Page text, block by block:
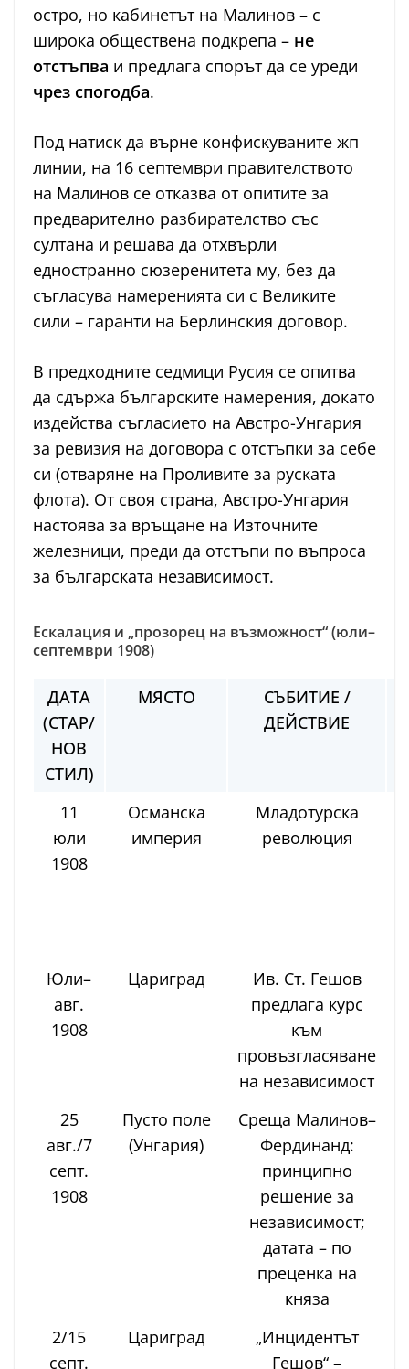
остро, но кабинетът на Малинов – с
широка обществена подкрепа – не
отстъпва и предлага спорът да се уреди
чрез спогодба.
Под натиск да върне конфискуваните жп
линии, на 16 септември правителството
на Малинов се отказва от опитите за
предварително разбирателство със
султана и решава да отхвърли
едностранно сюзеренитета му, без да
съгласува намеренията си с Великите
сили – гаранти на Берлинския договор.
В предходните седмици Русия се опитва
да сдържа българските намерения, докато
издейства съгласието на Австро-Унгария
за ревизия на договора с отстъпки за себе
си (отваряне на Проливите за руската
флота). От своя страна, Австро-Унгария
настоява за връщане на Източните
железници, преди да отстъпи по въпроса
за българската независимост.
Ескалация и „прозорец на възможност“ (юли–
септември 1908)
ДАТА
(СТАР/
НОВ
СТИЛ)
МЯСТО
СЪБИТИЕ /
ДЕЙСТВИЕ
11
юли
1908
Османска
империя
Младотурска
революция
Юли–
авг.
1908
Цариград
Ив. Ст. Гешов
предлага курс
към
провъзгласяване
на независимост
25
авг./7
септ.
1908
Пусто поле
(Унгария)
Среща Малинов–
Фердинанд:
принципно
решение за
независимост;
датата – по
преценка на
княза
2/15
септ.
Цариград
„Инцидентът
Гешов“ –